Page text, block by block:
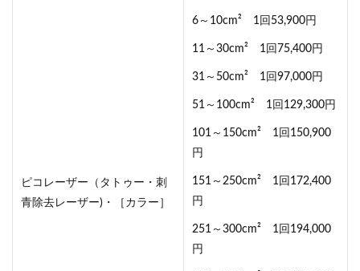
ピコレーザー（タトゥー・刺
青除去レーザー)・［カラー］
6～10cm² 1回53,900円
11～30cm² 1回75,400円
31～50cm² 1回97,000円
51～100cm² 1回129,300円
101～150cm² 1回150,900
円
151～250cm² 1回172,400
円
251～300cm² 1回194,000
円